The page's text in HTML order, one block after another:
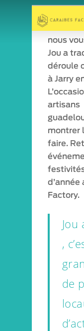
En
nous
Jou a
déroule
à Jarry
artisans
montrer
faire.
d’année
Factory.
Jou
,
de